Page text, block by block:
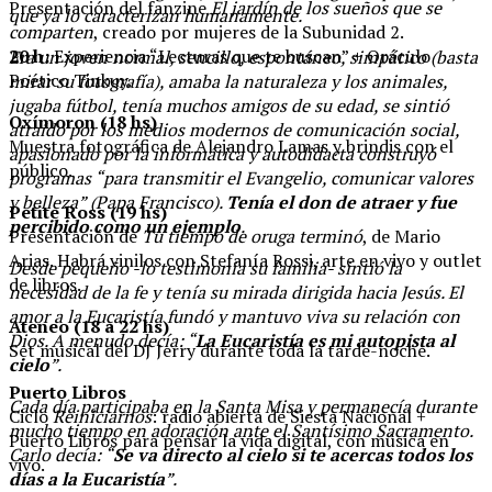
que ya lo caracterizan humanamente.
Era un joven normal, sencillo, espontáneo, simpático (basta
mirar su fotografía), amaba la naturaleza y los animales,
jugaba fútbol, tenía muchos amigos de su edad, se sintió
atraído por los medios modernos de comunicación social,
apasionado por la informática y autodidacta construyó
programas “para transmitir el Evangelio, comunicar valores
y belleza” (Papa Francisco). Tenía el don de atraer y fue
percibido como un ejemplo.
Desde pequeño -lo testimonia su familia- sintió la
necesidad de la fe y tenía su mirada dirigida hacia Jesús. El
amor a la Eucaristía fundó y mantuvo viva su relación con
Dios. A menudo decía: “La Eucaristía es mi autopista al
cielo”.
Cada día participaba en la Santa Misa y permanecía durante
mucho tiempo en adoración ante el Santísimo Sacramento.
Carlo decía: “Se va directo al cielo si te acercas todos los
días a la Eucaristía”.
Presentación del fanzineEl jardín de los sueños que se
comparten, creado por mujeres de la Subunidad 2.
20 h:Experiencia “Lecturas que te buscan” + Oráculo
Poético Tinkuy.
Oxímoron (18 hs)
Muestra fotográfica de Alejandro Lamas y brindis con el
público.
Petite Ross (19 hs)
Presentación deTu tiempo de oruga terminó, de Mario
Arias. Habrá vinilos con Stefanía Rossi, arte en vivo y outlet
de libros.
Ateneo (18 a 22 hs)
Set musical del DJ Jerry durante toda la tarde-noche.
Puerto Libros
CicloReiniciarnos: radio abierta de Siesta Nacional +
Puerto Libros para pensar la vida digital, con música en
vivo.